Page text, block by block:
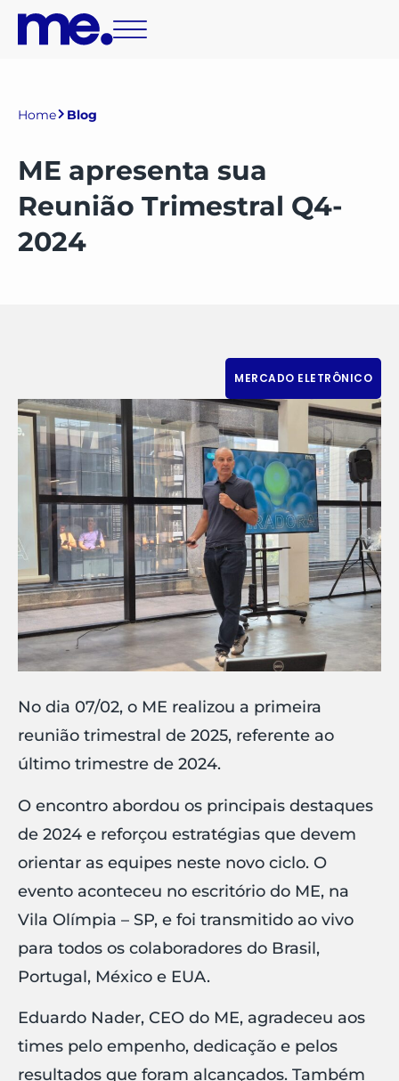
Home Blog
ME apresenta sua
Reunião Trimestral Q4-
2024
MERCADO ELETRÔNICO
No dia 07/02, o ME realizou a primeira
reunião trimestral de 2025, referente ao
último trimestre de 2024.
O encontro abordou os principais destaques
de 2024 e reforçou estratégias que devem
orientar as equipes neste novo ciclo. O
evento aconteceu no escritório do ME, na
Vila Olímpia – SP, e foi transmitido ao vivo
para todos os colaboradores do Brasil,
Portugal, México e EUA.
Eduardo Nader, CEO do ME, agradeceu aos
times pelo empenho, dedicação e pelos
resultados que foram alcançados. Também